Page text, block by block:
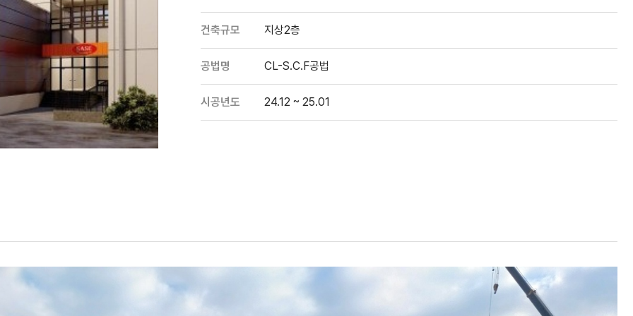
건축규모 지상2층
공법명 CL-S.C.F공법
시공년도 24.12 ~ 25.01